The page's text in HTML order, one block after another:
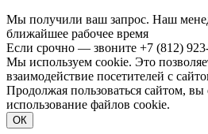
Мы получили ваш запрос. Наш
ближайшее рабочее время
Если срочно — звоните +7 (812)
Мы используем cookie. Это
взаимодействие посетителей с
Продолжая пользоваться сайтом, вы
использование файлов cookie.
ОК